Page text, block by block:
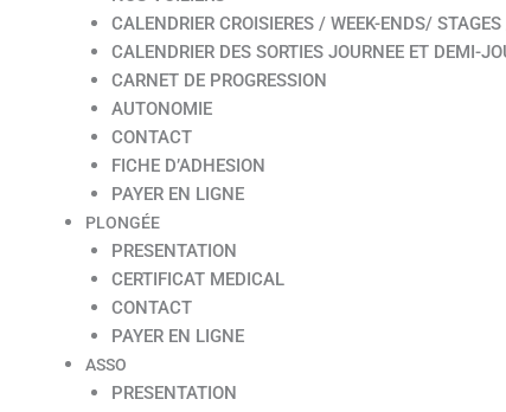
CALENDRIER CROISIERES / WEEK-ENDS/
CALENDRIER DES SORTIES JOURNEE ET DEMI-
CARNET DE PROGRESSION
AUTONOMIE
CONTACT
FICHE D’ADHESION
PAYER EN LIGNE
PLONGÉE
PRESENTATION
CERTIFICAT MEDICAL
CONTACT
PAYER EN LIGNE
ASSO
PRESENTATION